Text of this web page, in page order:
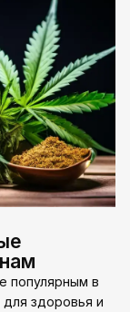
популярным в
для здоровья и